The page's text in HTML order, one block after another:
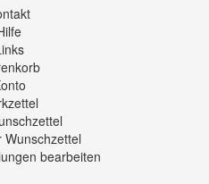
Wunschzettel
bearbeiten